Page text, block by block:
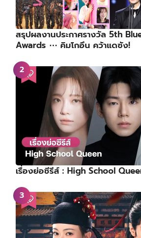
สรุปผลงานประกาศรางวัล 5th
Awards ⋯ คิมโกอึน คว้าแดซัง!
เรื่องย่อซีรีส์ : High School